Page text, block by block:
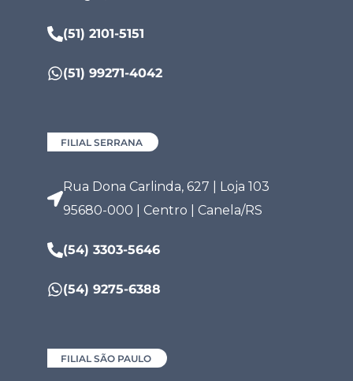
(51) 2101-5151
(51) 99271-4042
FILIAL SERRANA
Rua Dona Carlinda, 627 | Loja 103
95680-000 | Centro | Canela/RS
(54) 3303-5646
(54) 9275-6388
FILIAL SÃO PAULO